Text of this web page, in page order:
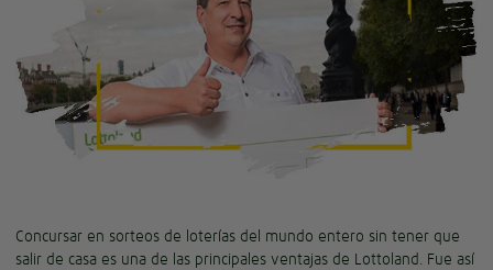
Concursar en sorteos de loterías del mundo entero sin tener que
salir de casa es una de las principales ventajas de Lottoland. Fue así